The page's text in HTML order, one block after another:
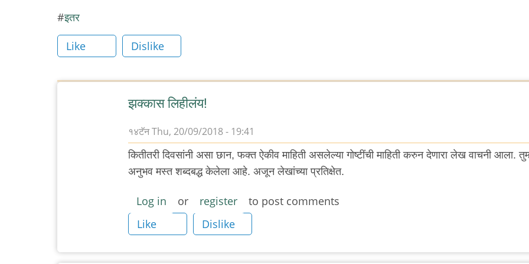
इतर
Like Dislike
झक्कास लिहीलंय!
१४टॅनThu, 20/09/2018 - 19:41
कितीतरी दिवसांनी असा छान, फक्त ऐकीव माहिती असलेल्या गोष्टींची माहिती करुन देणारा लेख वाचनी आला.
अनुभव मस्त शब्दबद्ध केलेला आहे. अजून लेखांच्या प्रतिक्षेत.
Log in or register
to post comments
Like
Dislike